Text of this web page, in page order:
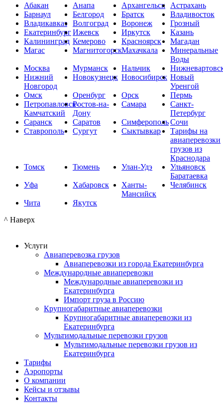
Абакан
Анапа Архангельск
Астрахань
Барнаул
Белгород Братск
Владивосток
Владикавказ
Волгоград Воронеж
Грозный
ЕкатеринбургИжевск Иркутск
Казань
Калининград Кемерово Красноярск
Магадан
Магас
МагнитогорскМахачкала
Минеральные
Воды
Москва
Мурманск Нальчик
Нижний
Новгород
Новокузнецк Новосибирск Новый
Уренгой
Омск
Оренбург Орск
Пермь
Петропавловск-
Камчатский
Ростов-на-
Дону
Самара
Санкт-
Петербург
Саранск
Саратов СимферопольСочи
Ставрополь
Сургут Сыктывкар
Тарифы на
авиаперевозки
грузов из
Краснодара
Томск
Тюмень Улан-Удэ
Ульяновск
Баратаевка
Уфа
Хабаровск
Ханты-
Мансийск
Челябинск
Чита
Якутск
^ Наверх
Услуги
Авиаперевозка грузов
Авиаперевозки из города Екатеринбурга
Международные авиаперевозки
Международные авиаперевозки из
Екатеринбурга
Импорт груза в Россию
Крупногабаритные авиаперевозки
Крупногабаритные авиаперевозки из
Екатеринбурга
Мультимодальные перевозки грузов
Мультимодальные перевозки грузов из
Екатеринбурга
Тарифы
Аэропорты
О компании
Кейсы и отзывы
Контакты